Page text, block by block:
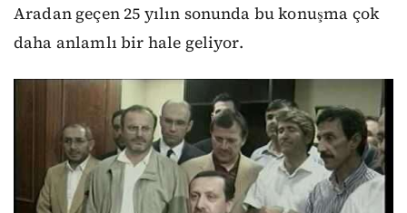
Aradan geçen 25 yılın sonunda bu konuşma çok
daha anlamlı bir hale geliyor.